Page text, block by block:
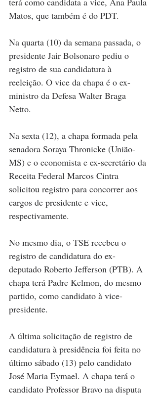
Matos, que também é do PDT.
Na quarta (10) da semana passada, o
presidente Jair Bolsonaro pediu o
registro de sua candidatura à
reeleição. O vice da chapa é o ex-
ministro da Defesa Walter Braga
Netto.
Na sexta (12), a chapa formada pela
senadora Soraya Thronicke (União-
MS) e o economista e ex-secretário da
Receita Federal Marcos Cintra
solicitou registro para concorrer aos
cargos de presidente e vice,
respectivamente.
No mesmo dia, o TSE recebeu o
registro de candidatura do ex-
deputado Roberto Jefferson (PTB). A
chapa terá Padre Kelmon, do mesmo
partido, como candidato à vice-
presidente.
A última solicitação de registro de
candidatura à presidência foi feita no
último sábado (13) pelo candidato
José Maria Eymael. A chapa terá o
candidato Professor Bravo na disputa